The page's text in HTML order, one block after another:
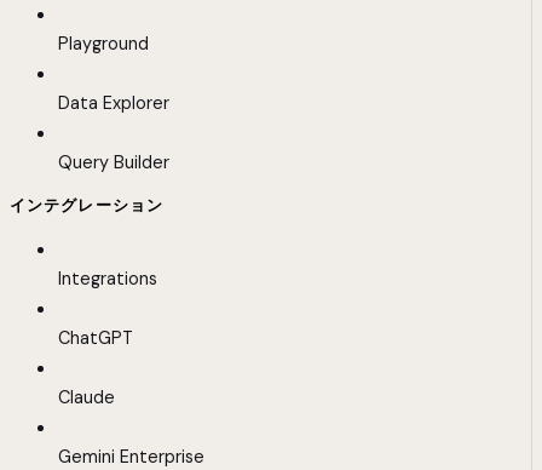
Playground
Data Explorer
Query Builder
インテグレーション
Integrations
ChatGPT
Claude
Gemini Enterprise